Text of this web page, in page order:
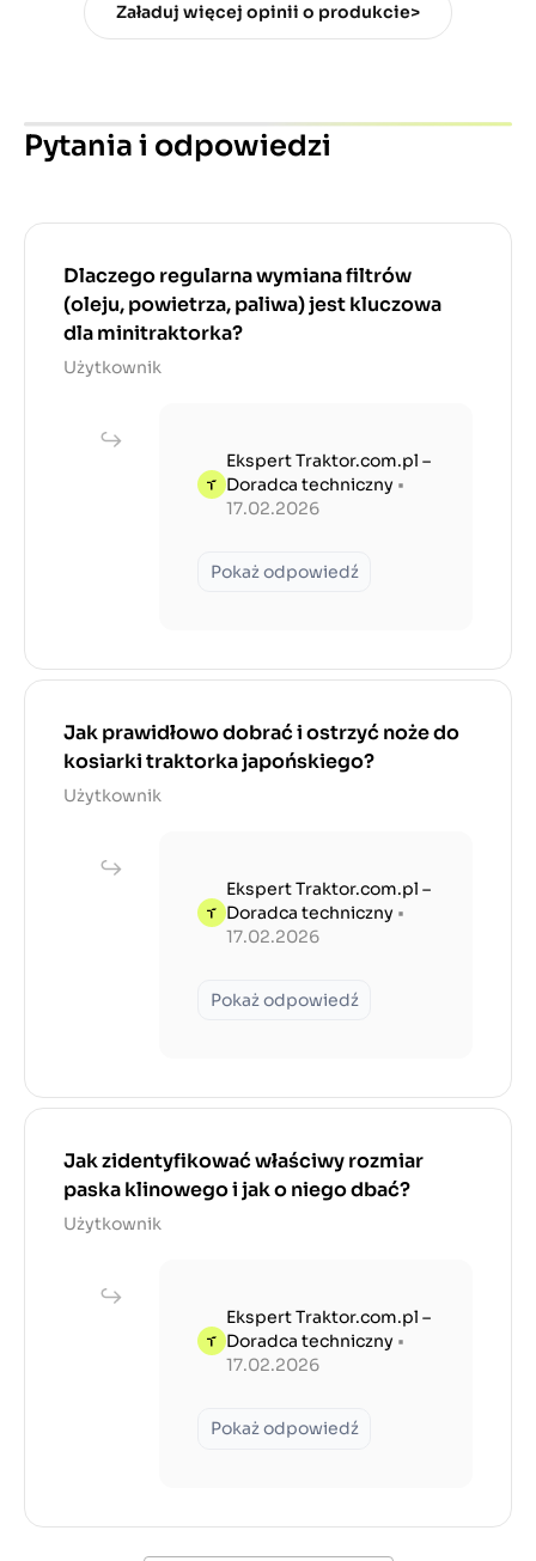
Załaduj więcej opinii o produkcie>
Pytania i odpowiedzi
Dlaczego regularna wymiana filtrów
(oleju, powietrza, paliwa) jest kluczowa
dla minitraktorka?
Użytkownik
Ekspert Traktor.com.pl –
Doradca techniczny •
17.02.2026
Pokaż odpowiedź
Jak prawidłowo dobrać i ostrzyć noże do
kosiarki traktorka japońskiego?
Użytkownik
Ekspert Traktor.com.pl –
Doradca techniczny •
17.02.2026
Pokaż odpowiedź
Jak zidentyfikować właściwy rozmiar
paska klinowego i jak o niego dbać?
Użytkownik
Ekspert Traktor.com.pl –
Doradca techniczny •
17.02.2026
Pokaż odpowiedź